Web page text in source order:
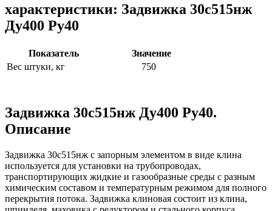
характеристики: Задвижка 30с515нж
Ду400 Ру40
Показатель
Значение
Вес штуки, кг
750
Задвижка 30с515нж Ду400 Ру40.
Описание
Задвижка 30с515нж с запорным элементом в виде клина
используется для установки на трубопроводах,
транспортирующих жидкие и газообразные среды с разным
химическим составом и температурным режимом для полного
перекрытия потока. Задвижка клиновая состоит из клина,